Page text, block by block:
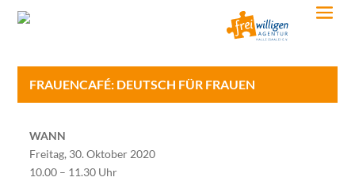
FRAUENCAFÉ: DEUTSCH FÜR FRAUEN
WANN
Freitag, 30. Oktober 2020
10.00 – 11.30 Uhr